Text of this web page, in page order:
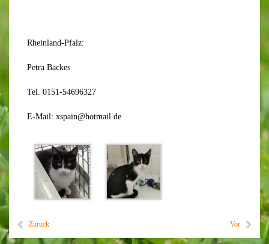
Rheinland-Pfalz:
Petra Backes
Tel. 0151-54696327
E-Mail: xspain@hotmail.de
Zurück Vor